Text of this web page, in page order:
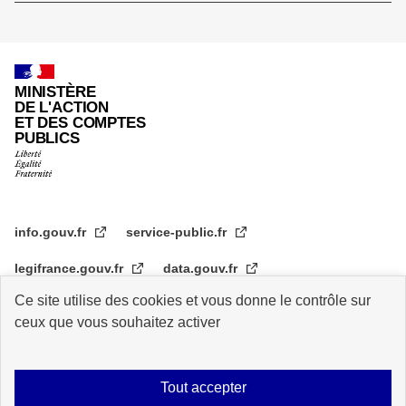
Ce site utilise des cookies et vous donne le contrôle sur
ceux que vous souhaitez activer
Tout accepter
MINISTÈRE
DE L'ACTION
ET DES COMPTES
PUBLICS
info.gouv.fr service-public.fr
legifrance.gouv.fr data.gouv.fr
transformation.gouv.fr